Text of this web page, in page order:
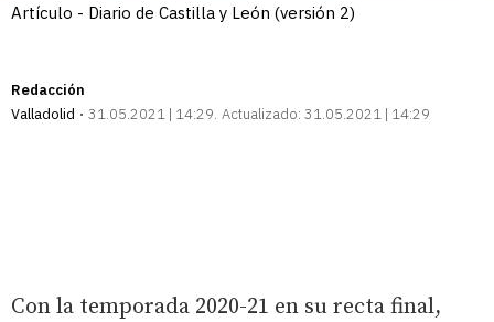
Artículo - Diario de Castilla y León (versión 2)
Redacción
Valladolid
31.05.2021 | 14:29 Actualizado: 31.05.2021 | 14:29
Con la temporada 2020-21 en su recta final,